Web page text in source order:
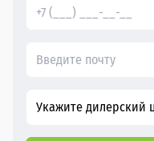
Укажите дилерский